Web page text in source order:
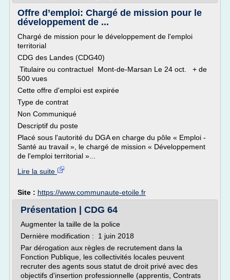
Offre d’emploi: Chargé de mission pour le
développement de ...
Chargé de mission pour le développement de l'emploi
territorial
CDG des Landes (CDG40)
Titulaire ou contractuel Mont-de-Marsan Le 24 oct. + de
500 vues
Cette offre d'emploi est expirée
Type de contrat
Non Communiqué
Descriptif du poste
Placé sous l'autorité du DGA en charge du pôle « Emploi -
Santé au travail », le chargé de mission « Développement
de l'emploi territorial »...
Lire la suite
Site : https://www.communaute-etoile.fr
Présentation | CDG 64
Augmenter la taille de la police
Dernière modification : 1 juin 2018
Par dérogation aux règles de recrutement dans la
Fonction Publique, les collectivités locales peuvent
recruter des agents sous statut de droit privé avec des
objectifs d'insertion professionnelle (apprentis, Contrats